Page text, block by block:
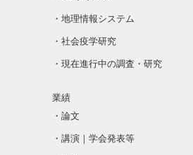
・地理情報システム
・社会疫学研究
・現在進行中の調査・研究
業績
・論文
・講演｜学会発表等